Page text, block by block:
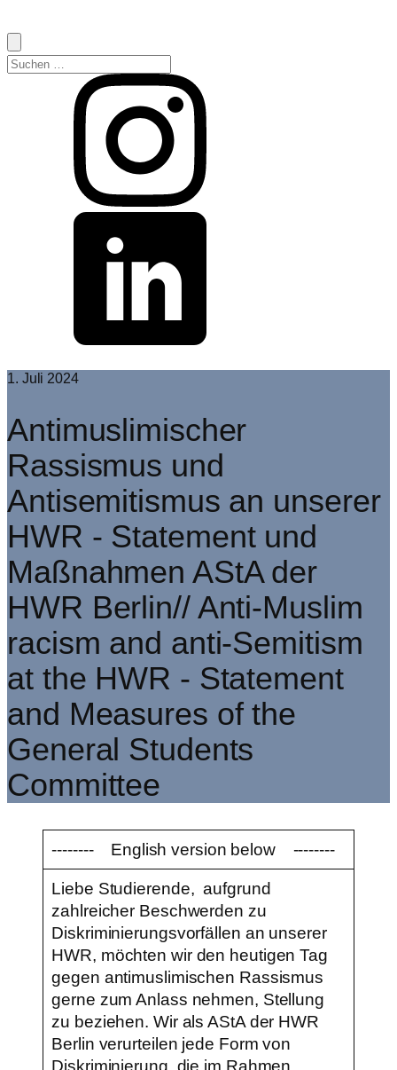
Suchen
1. Juli 2024
Antimuslimischer
Rassismus und
Antisemitismus an unserer
HWR - Statement und
Maßnahmen AStA der
HWR Berlin// Anti-Muslim
racism and anti-Semitism
at the HWR - Statement
and Measures of the
General Students
Committee
-------- English version below --------
Liebe Studierende, aufgrund
zahlreicher Beschwerden zu
Diskriminierungsvorfällen an unserer
HWR, möchten wir den heutigen Tag
gegen antimuslimischen Rassismus
gerne zum Anlass nehmen, Stellung
zu beziehen. Wir als AStA der HWR
Berlin verurteilen jede Form von
Diskriminierung, die im Rahmen